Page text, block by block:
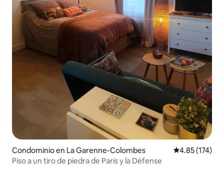
Condominio en La Garenne-Colombes Calificación
4.85 (174)
Piso a un tiro de piedra de París y la Défense